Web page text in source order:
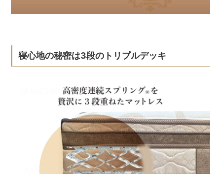
寝心地の秘密は3段のトリプルデッキ